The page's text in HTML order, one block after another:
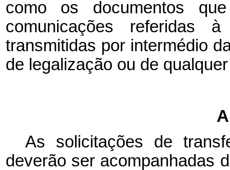
como os documentos
comunicações referidas
transmitidas por intermédio
de legalização ou de
As solicitações de
deverão ser acompanhadas